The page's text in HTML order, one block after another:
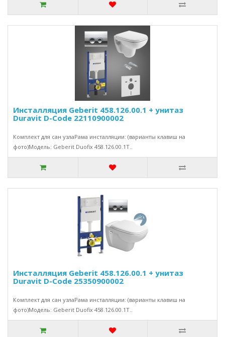
Инсталляция Geberit 458.126.00.1 + унитаз
Duravit D-Code 22110900002
Комплект для сан узлаРама инсталляции: (варианты клавиш на
фото)Модель: Geberit Duofix 458.126.00.1Т..
Инсталляция Geberit 458.126.00.1 + унитаз
Duravit D-Code 25350900002
Комплект для сан узлаРама инсталляции: (варианты клавиш на
фото)Модель: Geberit Duofix 458.126.00.1Т..